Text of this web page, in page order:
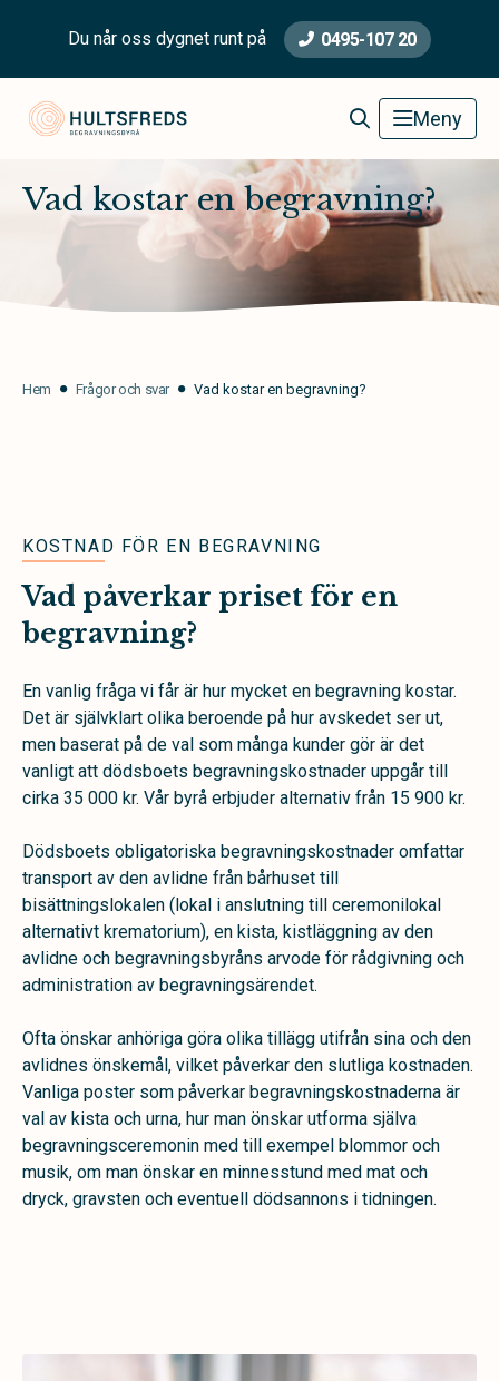
Du når oss dygnet runt på 0495-107 20
Hultsfred Begravningsbyrå Meny
Vad kostar en begravning?
Hem Frågor och svar Vad kostar en begravning?
KOSTNAD FÖR EN BEGRAVNING
Vad påverkar priset för en
begravning?
En vanlig fråga vi får är hur mycket en begravning kostar.
Det är självklart olika beroende på hur avskedet ser ut,
men baserat på de val som många kunder gör är det
vanligt att dödsboets begravningskostnader uppgår till
cirka 35 000 kr. Vår byrå erbjuder alternativ från 15 900 kr.
Dödsboets obligatoriska begravningskostnader omfattar
transport av den avlidne från bårhuset till
bisättningslokalen (lokal i anslutning till ceremonilokal
alternativt krematorium), en kista, kistläggning av den
avlidne och begravningsbyråns arvode för rådgivning och
administration av begravningsärendet.
Ofta önskar anhöriga göra olika tillägg utifrån sina och den
avlidnes önskemål, vilket påverkar den slutliga kostnaden.
Vanliga poster som påverkar begravningskostnaderna är
val av kista och urna, hur man önskar utforma själva
begravningsceremonin med till exempel blommor och
musik, om man önskar en minnesstund med mat och
dryck, gravsten och eventuell dödsannons i tidningen.